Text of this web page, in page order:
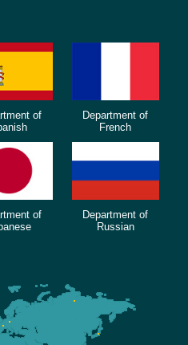
of
Department of
French
of
Department of
Russian